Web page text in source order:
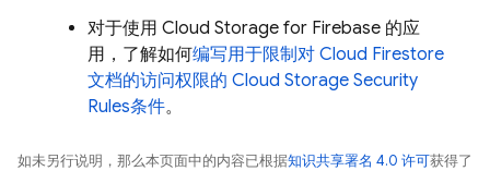
对于使用 Cloud Storage for Firebase 的应
用，了解如何编写用于限制对 Cloud Firestore
文档的访问权限的 Cloud Storage Security
Rules条件。
如未另行说明，那么本页面中的内容已根据知识共享署名 4.0 许可获得了